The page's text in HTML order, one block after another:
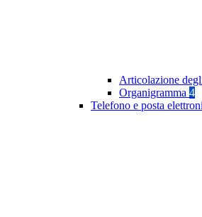
Articolazione
Organigramma 4
Telefono e posta